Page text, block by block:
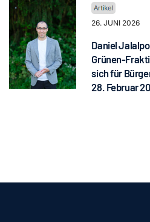
26. JUNI 2026
Daniel
Grünen-
sich für
28. Februar